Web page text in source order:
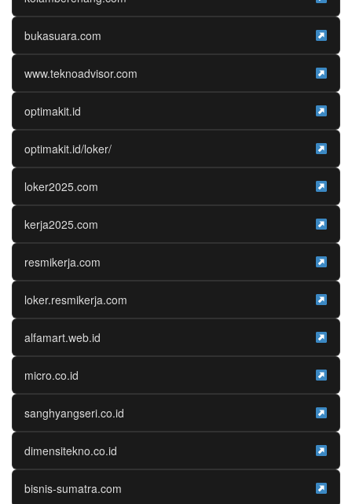
bukasuara.com
www.teknoadvisor.com
optimakit.id
optimakit.id/loker/
loker2025.com
kerja2025.com
resmikerja.com
loker.resmikerja.com
alfamart.web.id
micro.co.id
sanghyangseri.co.id
dimensitekno.co.id
bisnis-sumatra.com